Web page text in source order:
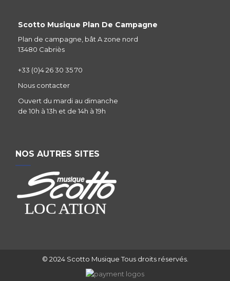
Scotto Musique Plan De Campagne
Plan de campagne, bât A zone nord
13480 Cabriès
+33 (0)4 26 30 35 70
Nous contacter
Ouvert du mardi au dimanche
de 10h à 13h et de 14h à 19h
NOS AUTRES SITES
© 2024 Scotto Musique Tous droits réservés.